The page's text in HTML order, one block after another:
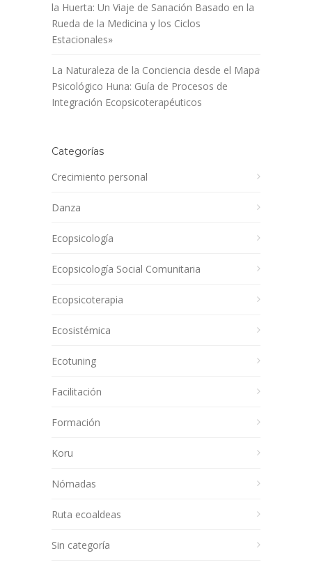
la Huerta: Un Viaje de Sanación Basado en la
Rueda de la Medicina y los Ciclos
Estacionales»
La Naturaleza de la Conciencia desde el Mapa
Psicológico Huna: Guía de Procesos de
Integración Ecopsicoterapéuticos
Categorías
Crecimiento personal
Danza
Ecopsicología
Ecopsicología Social Comunitaria
Ecopsicoterapia
Ecosistémica
Ecotuning
Facilitación
Formación
Koru
Nómadas
Ruta ecoaldeas
Sin categoría